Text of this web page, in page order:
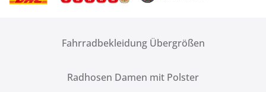
Fahrradbekleidung Übergrößen
Radhosen Damen mit Polster